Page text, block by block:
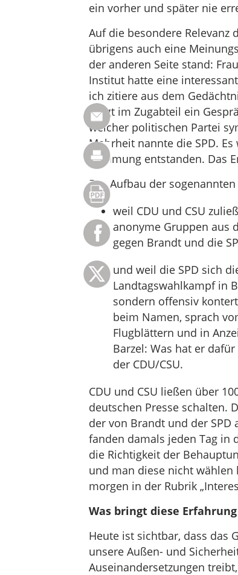
ein vorher und später nie
Auf die besondere Relevanz
übrigens auch eine
der anderen Seite stand:
Institut hatte eine
ich zitiere aus dem
fängt im Zugabteil ein
welcher politischen Partei
Mehrheit nannte die SPD.
Stimmung entstanden. Das
Der Aufbau der
weil CDU und CSU
anonyme Gruppen aus
gegen Brandt und die
und weil die SPD sich
Landtagswahlkampf in
sondern offensiv
beim Namen, sprach
Flugblättern und in
Barzel: Was hat er
der CDU/CSU.
CDU und CSU ließen über
deutschen Presse schalten.
der von Brandt und der
fanden damals jeden Tag in
die Richtigkeit der
und man diese nicht wählen
morgen in der Rubrik
Was bringt diese
Heute ist sichtbar, dass das
unsere Außen- und
Auseinandersetzungen